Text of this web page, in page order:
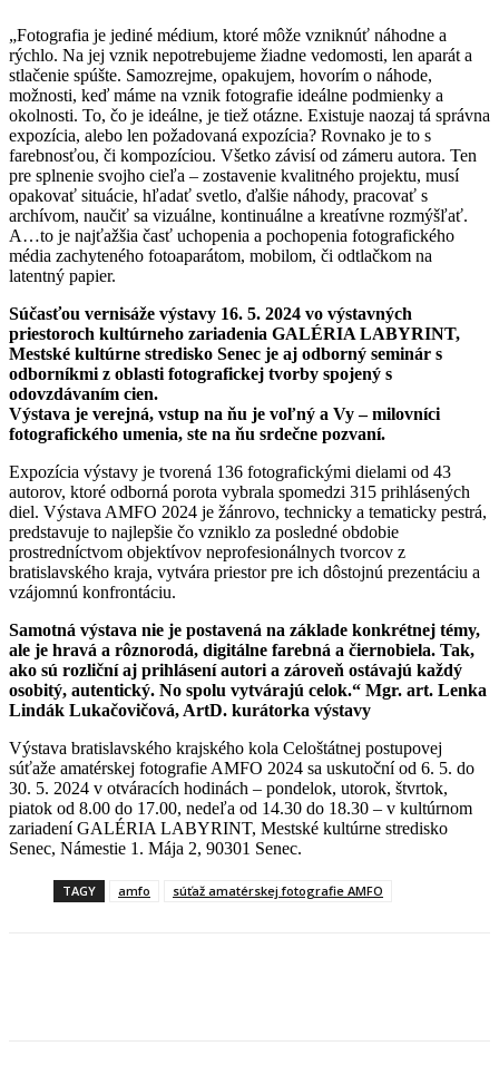
„Fotografia je jediné médium, ktoré môže vzniknúť náhodne a
rýchlo. Na jej vznik nepotrebujeme žiadne vedomosti, len aparát a
stlačenie spúšte. Samozrejme, opakujem, hovorím o náhode,
možnosti, keď máme na vznik fotografie ideálne podmienky a
okolnosti. To, čo je ideálne, je tiež otázne. Existuje naozaj tá správna
expozícia, alebo len požadovaná expozícia? Rovnako je to s
farebnosťou, či kompozíciou. Všetko závisí od zámeru autora. Ten
pre splnenie svojho cieľa – zostavenie kvalitného projektu, musí
opakovať situácie, hľadať svetlo, ďalšie náhody, pracovať s
archívom, naučiť sa vizuálne, kontinuálne a kreatívne rozmýšľať.
A…to je najťažšia časť uchopenia a pochopenia fotografického
média zachyteného fotoaparátom, mobilom, či odtlačkom na
latentný papier.
Súčasťou vernisáže výstavy 16. 5. 2024 vo výstavných
priestoroch kultúrneho zariadenia GALÉRIA LABYRINT,
Mestské kultúrne stredisko Senec je aj odborný seminár s
odborníkmi z oblasti fotografickej tvorby spojený s
odovzdávaním cien.
Výstava je verejná, vstup na ňu je voľný a Vy – milovníci
fotografického umenia, ste na ňu srdečne pozvaní.
Expozícia výstavy je tvorená 136 fotografickými dielami od 43
autorov, ktoré odborná porota vybrala spomedzi 315 prihlásených
diel. Výstava AMFO 2024 je žánrovo, technicky a tematicky pestrá,
predstavuje to najlepšie čo vzniklo za posledné obdobie
prostredníctvom objektívov neprofesionálnych tvorcov z
bratislavského kraja, vytvára priestor pre ich dôstojnú prezentáciu a
vzájomnú konfrontáciu.
Samotná výstava nie je postavená na základe konkrétnej témy,
ale je hravá a rôznorodá, digitálne farebná a čiernobiela. Tak,
ako sú rozliční aj prihlásení autori a zároveň ostávajú každý
osobitý, autentický. No spolu vytvárajú celok.“ Mgr. art. Lenka
Lindák Lukačovičová, ArtD. kurátorka výstavy
Výstava bratislavského krajského kola Celoštátnej postupovej
súťaže amatérskej fotografie AMFO 2024 sa uskutoční od 6. 5. do
30. 5. 2024 v otváracích hodinách – pondelok, utorok, štvrtok,
piatok od 8.00 do 17.00, nedeľa od 14.30 do 18.30 – v kultúrnom
zariadení GALÉRIA LABYRINT, Mestské kultúrne stredisko
Senec, Námestie 1. Mája 2, 90301 Senec.
TAGY amfo súťaž amatérskej fotografie AMFO